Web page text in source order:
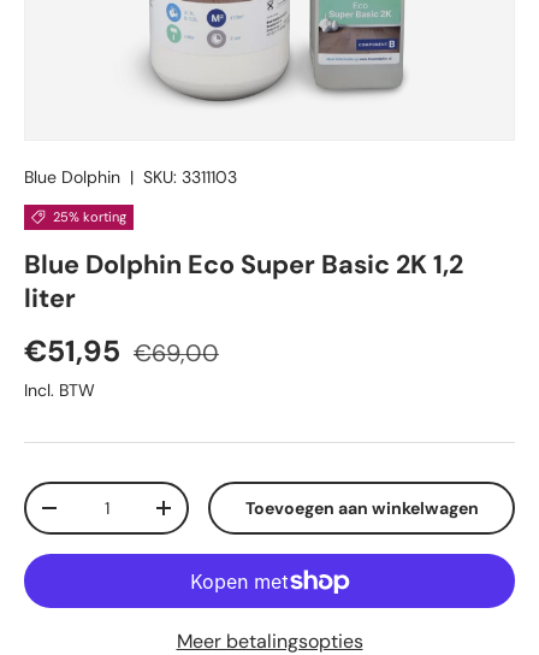
Blue Dolphin | SKU: 3311103
25% korting
Blue Dolphin Eco Super Basic 2K 1,2
liter
Verkoopprijs
€51,95 Reguliere prijs
€69,00
Incl. BTW
Aantal
Verlaag de hoeveelheidVerhoog de hoeveelheid
Toevoegen aan winkelwagen
Meer betalingsopties